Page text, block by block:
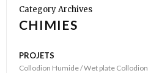
Category Archives
CHIMIES
PROJETS
Collodion Humide / Wet plate Collodion